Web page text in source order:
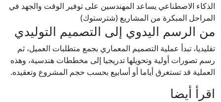
الذكاء الاصطناعي يساعد المهندسين على توفير الوقت والجهد في
المراحل المبكرة من المشاريع (شترستوك)
من الرسم اليدوي إلى التصميم التوليدي
تقليديا، تبدأ عملية التصميم المعماري بجمع متطلبات العميل، ثم
رسم تصورات أولية وتحويلها تدريجيا إلى مخططات هندسية، وهذه
العملية قد تستغرق أياما أو أسابيع بحسب حجم المشروع وتعقيده.
اقرأ أيضا